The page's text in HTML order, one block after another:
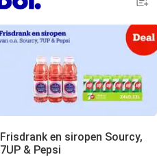
Frisdrank en siropen Sourcy,
7UP & Pepsi